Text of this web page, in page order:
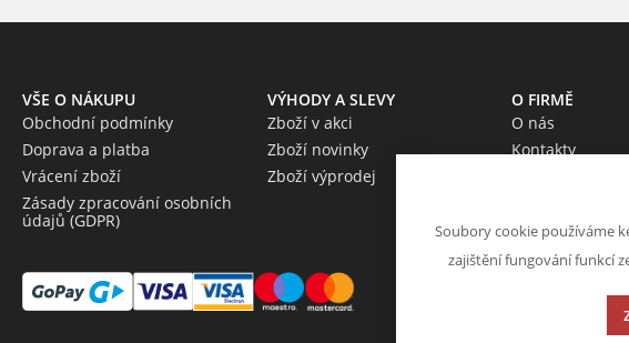
VŠE O NÁKUPU
Obchodní podmínky
Doprava a platba
Vrácení zboží
Zásady zpracování osobních
údajů (GDPR)
VÝHODY A SLEVY
Zboží v akci
Zboží novinky
Zboží výprodej
O FIRMĚ
O nás
Kontakty
Soubory cookie používáme
zajištění fungování funkcí